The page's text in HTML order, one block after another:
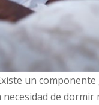
un
de dormir